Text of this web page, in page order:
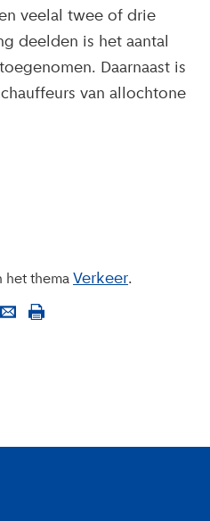
veelal twee of drie
deelden is het aantal
Daarnaast is
van allochtone
het thema Verkeer